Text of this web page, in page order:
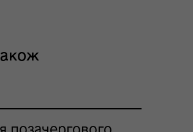
позачергового